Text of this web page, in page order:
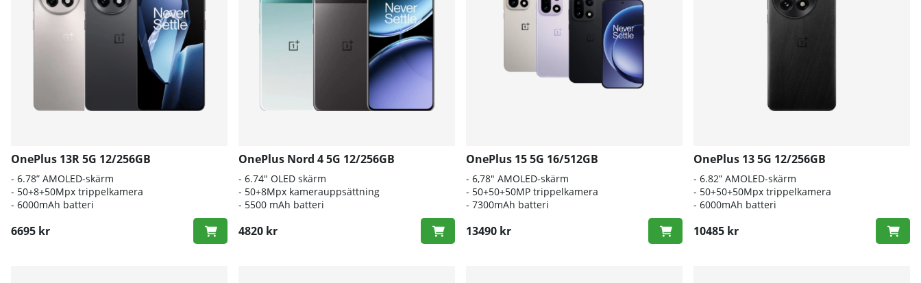
OnePlus 13R 5G 12/256GB
- 6.78” AMOLED-skärm
- 50+8+50Mpx trippelkamera
- 6000mAh batteri
6695 kr
OnePlus Nord 4 5G 12/256GB
- 6.74" OLED skärm
- 50+8Mpx kamerauppsättning
- 5500 mAh batteri
4820 kr
OnePlus 15 5G 16/512GB
- 6,78" AMOLED-skärm
- 50+50+50MP trippelkamera
- 7300mAh batteri
13490 kr
OnePlus 13 5G 12/256GB
- 6.82” AMOLED-skärm
- 50+50+50Mpx trippelkamera
- 6000mAh batteri
10485 kr